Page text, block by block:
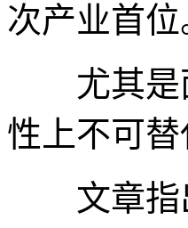
次产业首位
尤其是面
性上不可替
文章指出